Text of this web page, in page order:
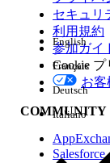
エディション
セキュリ
利用規約
参加ガイ
Cookie
お客
COMMUNITY
English
Français
Deutsch
Italiano